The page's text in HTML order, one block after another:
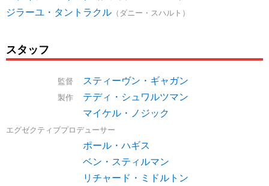
ジラーユ・タントラクル （ダニー・スハルト）
スタッフ
監督 スティーヴン・ギャガン
製作
テディ・シュワルツマン
マイケル・ノジック
エグゼクティブプロデューサー
ポール・ハギス
ベン・スティルマン
リチャード・ミドルトン